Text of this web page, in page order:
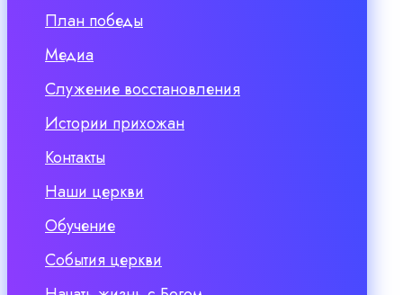
План победы
Медиа
Служение восстановления
Истории прихожан
Контакты
Наши церкви
Обучение
События церкви